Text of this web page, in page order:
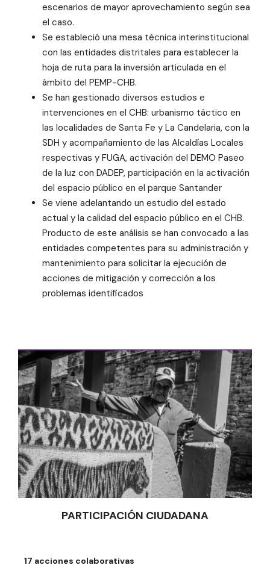
escenarios de mayor aprovechamiento según sea
el caso.
Se estableció una mesa técnica interinstitucional
con las entidades distritales para establecer la
hoja de ruta para la inversión articulada en el
ámbito del PEMP-CHB.
Se han gestionado diversos estudios e
intervenciones en el CHB: urbanismo táctico en
las localidades de Santa Fe y La Candelaria, con la
SDH y acompañamiento de las Alcaldías Locales
respectivas y FUGA, activación del DEMO Paseo
de la luz con DADEP, participación en la activación
del espacio público en el parque Santander
Se viene adelantando un estudio del estado
actual y la calidad del espacio público en el CHB.
Producto de este análisis se han convocado a las
entidades competentes para su administración y
mantenimiento para solicitar la ejecución de
acciones de mitigación y corrección a los
problemas identificados
PARTICIPACIÓN CIUDADANA
17 acciones colaborativas